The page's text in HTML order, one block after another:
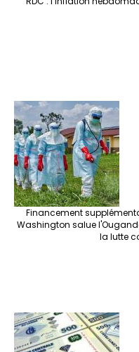
Financement
Washington salue
la lutte